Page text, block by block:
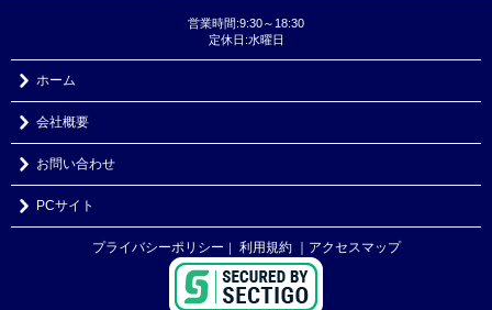
営業時間:9:30～18:30
定休日:水曜日
ホーム
会社概要
お問い合わせ
PCサイト
プライバシーポリシー ｜ 利用規約 ｜アクセスマップ